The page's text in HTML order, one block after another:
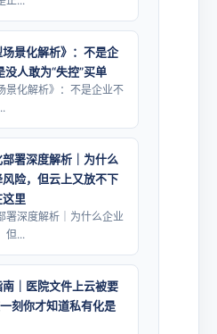
场景化解析》：不是企
人敢为“失控”买单
景化解析》：不是企业不
署深度解析｜为什么
险，但云上又放不下
这里
署深度解析｜为什么企业
但...
｜医院文件上云被要
刻你才知道私有化是